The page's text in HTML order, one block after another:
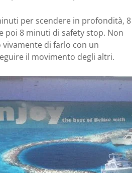
per scendere in profondità, 8
poi 8 minuti di safety stop. Non
di farlo con un
il movimento degli altri.